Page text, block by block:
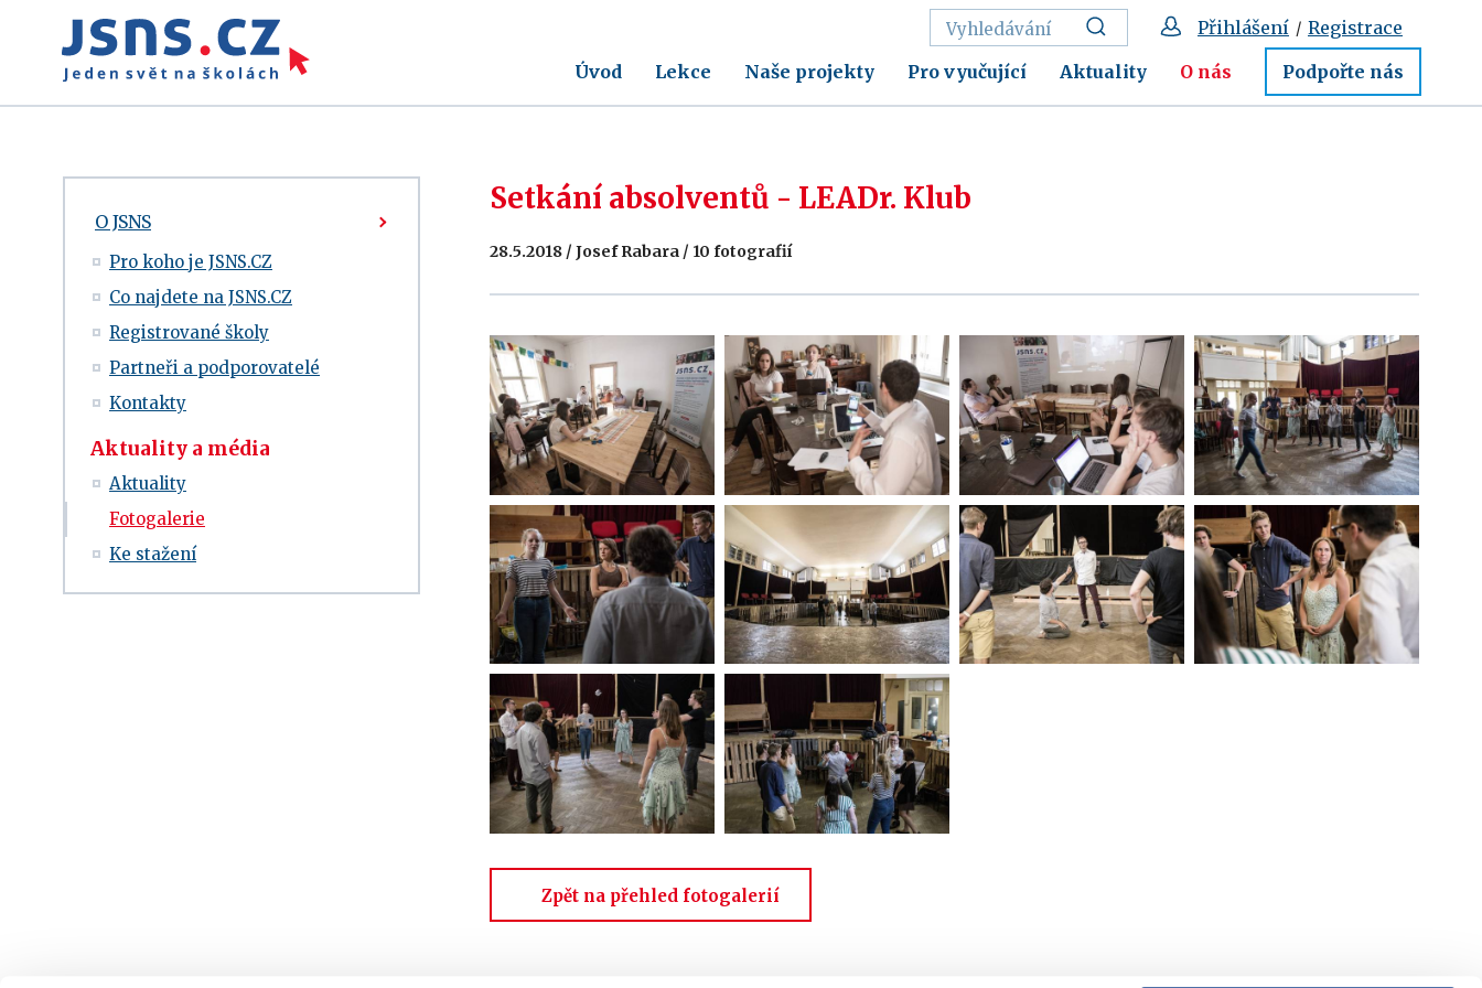
Úvod Lekce Naše projekty Pro vyučující Aktuality O nás Podpořte nás
Přihlášení / Registrace
O JSNS
Pro koho je JSNS.CZ
Co najdete na JSNS.CZ
Registrované školy
Partneři a podporovatelé
Kontakty
Aktuality a média
Aktuality
Fotogalerie
Ke stažení
Setkání absolventů - LEADr. Klub
28.5.2018 / Josef Rabara / 10 fotografií
Zpět na přehled fotogalerií